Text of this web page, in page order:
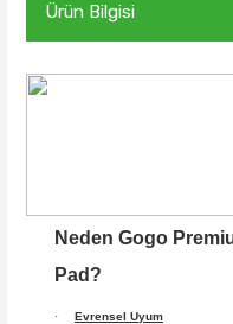
Ürün Bilgisi
Neden Gogo
Pad?
· Evrensel Uyum